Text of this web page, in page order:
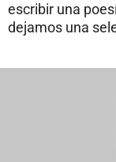
escribir una
dejamos una